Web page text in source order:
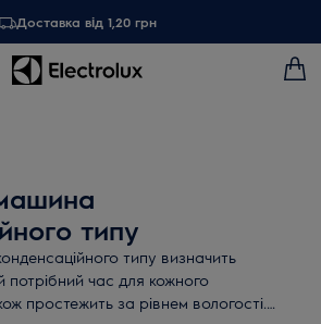
Доставка від 1,20 грн
типу
типу визначить
час для кожного
простежить за рівнем вологості.